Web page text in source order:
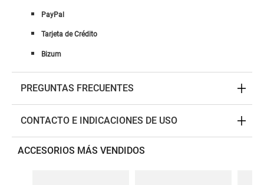
PayPal
Tarjeta de Crédito
Bizum
PREGUNTAS FRECUENTES
CONTACTO E INDICACIONES DE USO
ACCESORIOS MÁS VENDIDOS